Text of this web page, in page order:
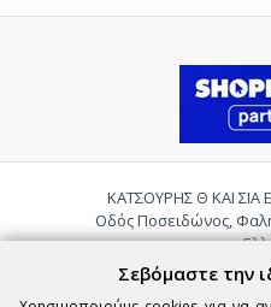
ΚΑΤΣΟΥΡΗΣ Θ ΚΑΙ
Οδός Ποσειδώνος,
Τηλ.:
Email:
Σεβόμαστε την